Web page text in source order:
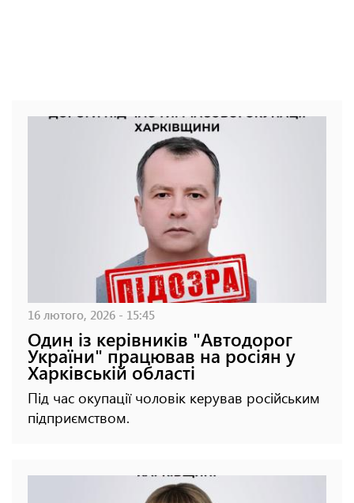
16 лютого, 2026 - 15:45
Один із керівників "Автодорог
України" працював на росіян у
Харківській області
Під час окупації чоловік керував російським
підприємством.